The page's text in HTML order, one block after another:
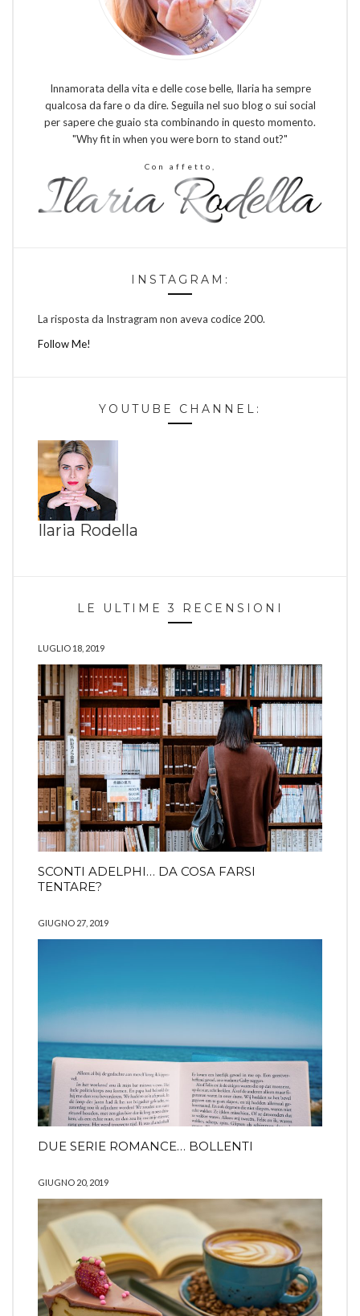
Innamorata della vita e delle cose belle, Ilaria ha sempre
qualcosa da fare o da dire. Seguila nel suo blog o sui social
per sapere che guaio sta combinando in questo momento.
"Why fit in when you were born to stand out?"
Con affetto,
INSTAGRAM:
La risposta da Instragram non aveva codice 200.
Follow Me!
YOUTUBE CHANNEL:
Ilaria Rodella
LE ULTIME 3 RECENSIONI
LUGLIO 18, 2019
SCONTI ADELPHI… DA COSA FARSI
TENTARE?
GIUGNO 27, 2019
DUE SERIE ROMANCE… BOLLENTI
GIUGNO 20, 2019